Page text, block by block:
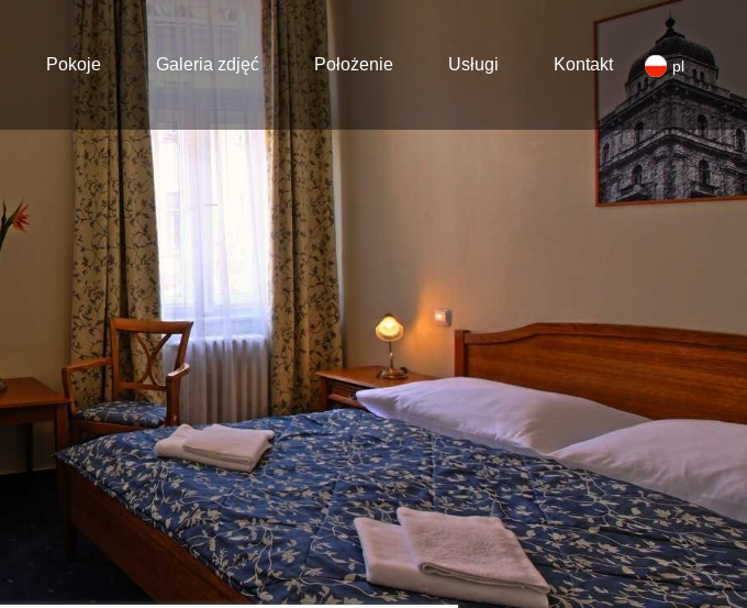
pl
Pokoje Galeria zdjęć Położenie Usługi Kontakt